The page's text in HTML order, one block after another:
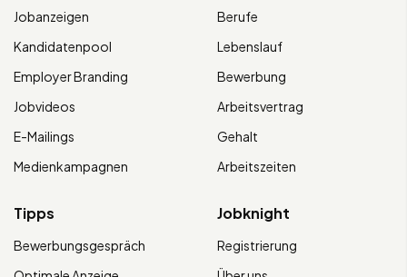
Jobanzeigen
Kandidatenpool
Employer Branding
Jobvideos
E-Mailings
Medienkampagnen
Berufe
Lebenslauf
Bewerbung
Arbeitsvertrag
Gehalt
Arbeitszeiten
Tipps
Bewerbungsgespräch
Jobknight
Registrierung